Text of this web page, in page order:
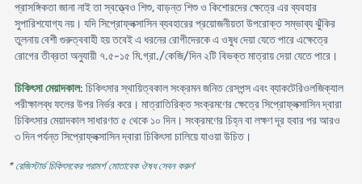
প্রাসঙ্গিকতা জানা নাই তা স্বত্ত্বেও শিশু, বাড়ন্ত শিশু ও কিশোরদের ক্ষেত্রে এর ব্যবহার
সুপারিশযোগ্য নয়। যদি সিপ্রোফ্লক্সাসিন ব্যবহারের প্রয়োজনীয়তা উপরোক্ত সম্ভাব্য ঝুঁকির
তুলনায় বেশী গুরুত্ববাহী হয় তবেই এ ধরনের রোগীদেরকে এ ওষুধ দেয়া যেতে পারে এক্ষেত্রে
রোগের তীব্রতা অনুযায়ী ৭.৫-১৫ মি.গ্রা./কেজি/দিন ২টি বিভক্ত মাত্রায় দেয়া যেতে পারে।
চিকিৎসা মেয়াদকাল: চিকিৎসার স্থায়িত্বকাল সংক্রমন জনিত রেসপন্স এবং ব্যাকটেরিওলজিক্যাল
পরীক্ষালব্ধ ফলের উপর নির্ভর করে। মাত্রাতিরিক্ত সংক্রমণের ক্ষেত্রে সিপ্রোফ্লক্সাসিন দ্বারা
চিকিৎসার মেয়াদকাল সাধারণত ৫ থেকে ১০ দিন। সংক্রমণের চিহ্ন বা লক্ষণ দূর হবার পর আরও
৩ দিন পর্যন্ত সিপ্রোফ্লক্সাসিন দ্বারা চিকিৎসা চালিয়ে যাওয়া উচিত।
* রেজিস্টার্ড চিকিৎসকের পরামর্শ মোতাবেক ঔষধ সেবন করুন'